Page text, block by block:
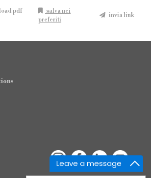
Leave a message
salva nei
preferiti
invia link
pdf